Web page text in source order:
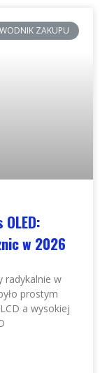
ZAKUPU
w 2026
radykalnie w
prostym
a wysokiej